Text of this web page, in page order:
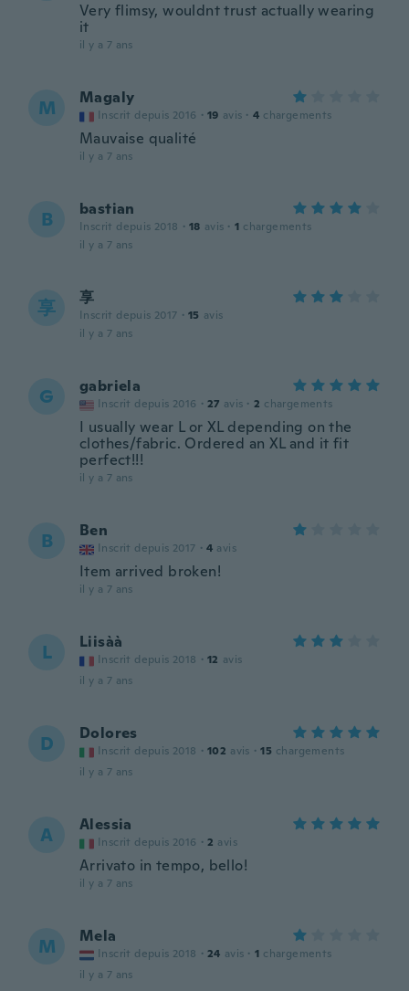
Very flimsy, wouldnt trust actually wearing
it
il y a 7 ans
M Magaly
Inscrit depuis 2016 · 19 avis · 4 chargements
Mauvaise qualité
il y a 7 ans
B bastian
Inscrit depuis 2018 · 18 avis · 1 chargements
il y a 7 ans
享 享
Inscrit depuis 2017 · 15 avis
il y a 7 ans
G gabriela
Inscrit depuis 2016 · 27 avis · 2 chargements
I usually wear L or XL depending on the
clothes/fabric. Ordered an XL and it fit
perfect!!!
il y a 7 ans
B Ben
Inscrit depuis 2017 · 4 avis
Item arrived broken!
il y a 7 ans
L Liisàà
Inscrit depuis 2018 · 12 avis
il y a 7 ans
D Dolores
Inscrit depuis 2018 · 102 avis · 15 chargements
il y a 7 ans
A Alessia
Inscrit depuis 2016 · 2 avis
Arrivato in tempo, bello!
il y a 7 ans
M Mela
Inscrit depuis 2018 · 24 avis · 1 chargements
il y a 7 ans